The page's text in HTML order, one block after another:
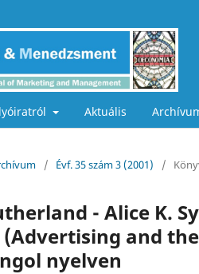
Aktuális
/ Évf. 35 szám 3 (2001) /
- Alice K.
and
nyelven